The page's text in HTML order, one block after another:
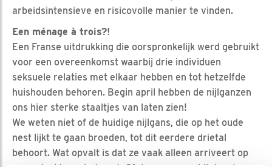
arbeidsintensieve en risicovolle manier te vinden.
Een ménage à trois?!
Een Franse uitdrukking die oorspronkelijk werd gebruikt
voor een overeenkomst waarbij drie individuen
seksuele relaties met elkaar hebben en tot hetzelfde
huishouden behoren. Begin april hebben de nijlganzen
ons hier sterke staaltjes van laten zien!
We weten niet of de huidige nijlgans, die op het oude
nest lijkt te gaan broeden, tot dit eerdere drietal
behoort. Wat opvalt is dat ze vaak alleen arriveert op